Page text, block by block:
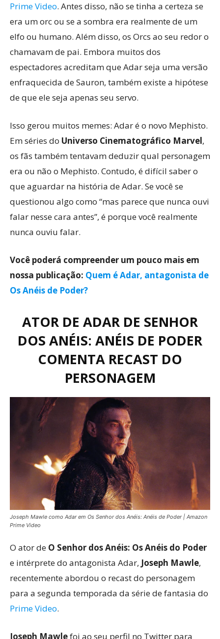
Prime Video. Antes disso, não se tinha a certeza se
era um orc ou se a sombra era realmente de um
elfo ou humano. Além disso, os Orcs ao seu redor o
chamavam de pai. Embora muitos dos
espectadores acreditam que Adar seja uma versão
enfraquecida de Sauron, também existe a hipótese
de que ele seja apenas seu servo.
Isso gerou muitos memes: Adar é o novo Mephisto.
Em séries do Universo Cinematográfico Marvel,
os fãs também tentavam deduzir qual personagem
era ou não o Mephisto. Contudo, é difícil saber o
que aguardar na história de Adar. Se você se
questionou algo como “mas parece que nunca ouvi
falar nesse cara antes”, é porque você realmente
nunca ouviu falar.
Você poderá compreender um pouco mais em
nossa publicação: Quem é Adar, antagonista de
Os Anéis de Poder?
ATOR DE ADAR DE SENHOR
DOS ANÉIS: ANÉIS DE PODER
COMENTA RECAST DO
PERSONAGEM
Joseph Mawle como Adar em Os Senhor dos Anéis: Anéis de Poder | Amazon
Prime Video
O ator de O Senhor dos Anéis: Os Anéis do Poder
e intérprete do antagonista Adar, Joseph Mawle,
recentemente abordou o recast do personagem
para a segunda temporada da série de fantasia do
Prime Video.
Joseph Mawlefoi ao seu perfil no Twitter para